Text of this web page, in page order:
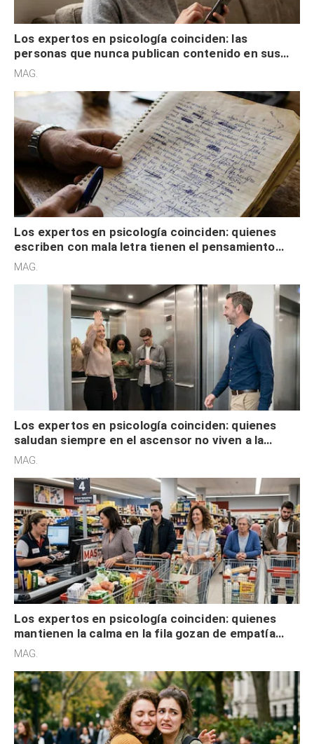
Los expertos en psicología coinciden: las
personas que nunca publican contenido en sus
redes sociales no pretenden buscar validación
MAG.
Los expertos en psicología coinciden: quienes
escriben con mala letra tienen el pensamiento
acelerado y no lo hacen por desinterés
MAG.
Los expertos en psicología coinciden: quienes
saludan siempre en el ascensor no viven a la
defensiva y tienen apertura social
MAG.
Los expertos en psicología coinciden: quienes
mantienen la calma en la fila gozan de empatía
cognitiva, gratitud y no solo tienen autocontrol
MAG.